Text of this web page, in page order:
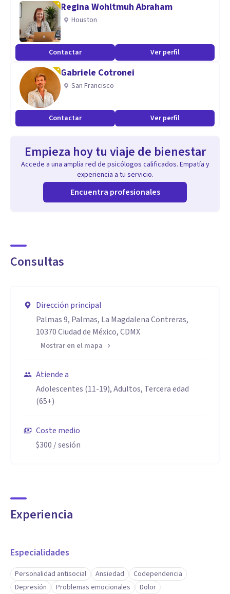
Regina Wohltmuh Abraham
Houston
Contactar Ver perfil
Gabriele Cotronei
San Francisco
Contactar Ver perfil
Empieza hoy tu viaje de bienestar
Accede a una amplia red de psicólogos calificados. Empatía y
experiencia a tu servicio.
Encuentra profesionales
Consultas
Dirección principal
Palmas 9, Palmas, La Magdalena Contreras,
10370 Ciudad de México, CDMX
Mostrar en el mapa
Atiende a
Adolescentes (11-19), Adultos, Tercera edad
(65+)
Coste medio
$300 / sesión
Experiencia
Especialidades
Personalidad antisocial Ansiedad
Codependencia
Depresión
Problemas emocionales
Dolor